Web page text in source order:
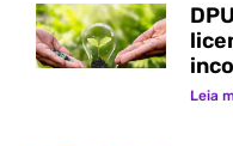
Leia